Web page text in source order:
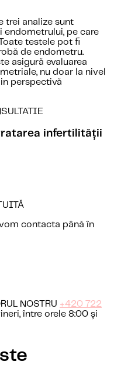
trei analize sunt
endometrului, pe care
testele pot fi
de endometru.
asigură evaluarea
nu doar la nivel
perspectivă
infertilității
contacta până în
NOSTRU +420 722
între orele 8:00 și